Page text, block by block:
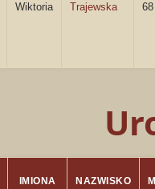
Wiktoria Trajewska 68
IMIONA NAZWISKO